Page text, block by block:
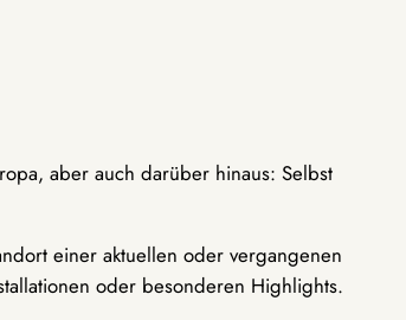
aber auch darüber hinaus: Selbst
einer aktuellen oder vergangenen
oder besonderen Highlights.